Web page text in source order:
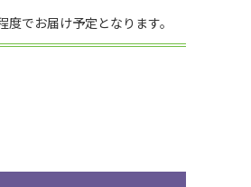
でお届け予定となります。